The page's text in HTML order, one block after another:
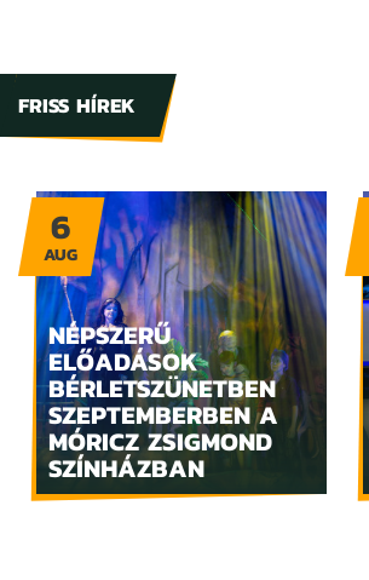
FRISS HÍREK
NÉPSZERŰ
ELŐADÁSOK
BÉRLETSZÜNETBEN
SZEPTEMBERBEN A
MÓRICZ ZSIGMOND
SZÍNHÁZBAN
6
AUG